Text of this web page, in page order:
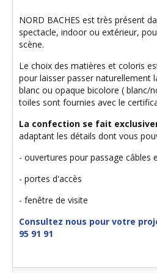
NORD BACHES est très présent
spectacle, indoor ou extérieur,
scène.
Le choix des matières et coloris
pour laisser passer naturellement
blanc ou opaque bicolore ( blanc/
toiles sont fournies avec le
La confection se fait
adaptant les détails dont vous
- ouvertures pour passage câbles
- portes d'accès
- fenêtre de visite
Consultez nous pour votre
95 91 91